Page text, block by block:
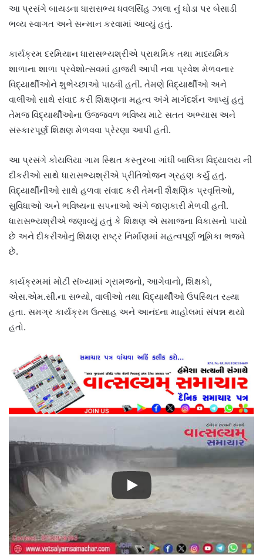
આ પ્રસંગે બાયડના ધારાસભ્ય ધવલસિંહ ઝાલા નું ઘોડા પર બેસાડી
ભવ્ય સ્વાગત અને સન્માન કરવામાં આવ્યું હતું.
કાર્યક્રમ દરમિયાન ધારાસભ્યશ્રીએ પ્રાથમિક તથા માધ્યમિક
શાળાના શાળા પ્રવેશોત્સવમાં હાજરી આપી નવા પ્રવેશ મેળવનાર
વિદ્યાર્થીઓને શુભેચ્છાઓ પાઠવી હતી. તેમણે વિદ્યાર્થીઓ અને
વાલીઓ સાથે સંવાદ કરી શિક્ષણના મહત્વ અંગે માર્ગદર્શન આપ્યું હતું
તેમજ વિદ્યાર્થીઓના ઉજ્જવળ ભવિષ્ય માટે સતત અભ્યાસ અને
સંસ્કારપૂર્ણ શિક્ષણ મેળવવા પ્રેરણા આપી હતી.
આ પ્રસંગે કોયલિયા ગામ સ્થિત કસ્તુરબા ગાંધી બાલિકા વિદ્યાલય ની
દીકરીઓ સાથે ધારાસભ્યશ્રીએ પ્રીતિભોજન ગ્રહણ કર્યું હતું.
વિદ્યાર્થીનીઓ સાથે હળવા સંવાદ કરી તેમની શૈક્ષણિક પ્રવૃત્તિઓ,
સુવિધાઓ અને ભવિષ્યના સપનાઓ અંગે જાણકારી મેળવી હતી.
ધારાસભ્યશ્રીએ જણાવ્યું હતું કે શિક્ષણ એ સમાજના વિકાસનો પાયો
છે અને દીકરીઓનું શિક્ષણ રાષ્ટ્ર નિર્માણમાં મહત્વપૂર્ણ ભૂમિકા ભજવે
છે.
કાર્યક્રમમાં મોટી સંખ્યામાં ગ્રામજનો, આગેવાનો, શિક્ષકો,
એસ.એમ.સી.ના સભ્યો, વાલીઓ તથા વિદ્યાર્થીઓ ઉપસ્થિત રહ્યા
હતા. સમગ્ર કાર્યક્રમ ઉત્સાહ અને આનંદના માહોલમાં સંપન્ન થયો
હતો.